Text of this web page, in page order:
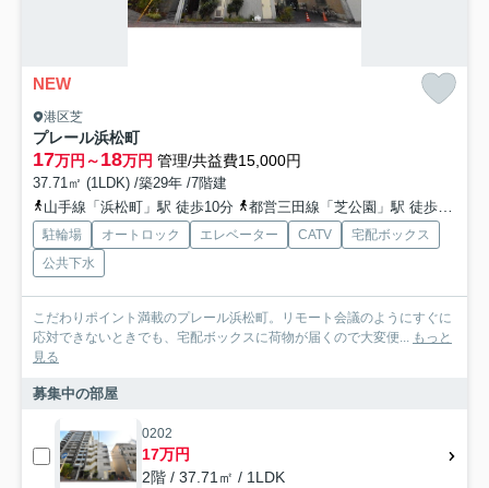
NEW
港区芝
プレール浜松町
17万円～18万円 管理/共益費15,000円
37.71㎡ (1LDK) /築29年 /7階建
山手線「浜松町」駅 徒歩10分
都営三田線「芝公園」駅 徒歩4分
駐輪場 オートロック エレベーター CATV
宅配ボックス
公共下水
こだわりポイント満載のプレール浜松町。リモート会議のようにすぐに
応対できないときでも、宅配ボックスに荷物が届くので大変便... もっと
見る
募集中の部屋
0202
17万円
2階 / 37.71㎡ / 1LDK